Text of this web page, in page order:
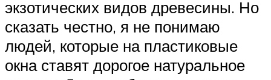
экзотических видов древесины. Но
сказать честно, я не понимаю
людей, которые на пластиковые
окна ставят дорогое натуральное